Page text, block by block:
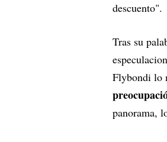
descuento".
Tras su
Flybondi lo
panorama,